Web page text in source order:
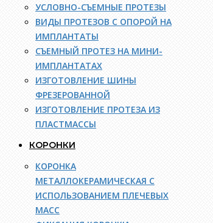
УСЛОВНО-СЪЕМНЫЕ ПРОТЕЗЫ
ВИДЫ ПРОТЕЗОВ С ОПОРОЙ НА
ИМПЛАНТАТЫ
СЪЕМНЫЙ ПРОТЕЗ НА МИНИ-
ИМПЛАНТАТАХ
ИЗГОТОВЛЕНИЕ ШИНЫ
ФРЕЗЕРОВАННОЙ
ИЗГОТОВЛЕНИЕ ПРОТЕЗА ИЗ
ПЛАСТМАССЫ
КОРОНКИ
КОРОНКА
МЕТАЛЛОКЕРАМИЧЕСКАЯ С
ИСПОЛЬЗОВАНИЕМ ПЛЕЧЕВЫХ
МАСС